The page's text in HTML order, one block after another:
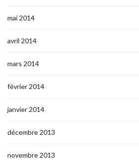
mai 2014
avril 2014
mars 2014
février 2014
janvier 2014
décembre 2013
novembre 2013